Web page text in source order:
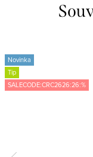
Novinka
Tip
SALECODE:CRC2626:26:%